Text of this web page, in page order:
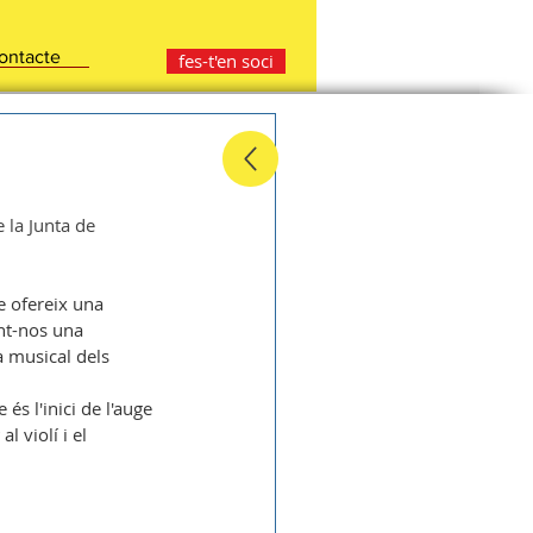
fes-t'en soci
la Junta de
ofereix una
nos una
musical dels
és l'inici de l'auge
violí i el